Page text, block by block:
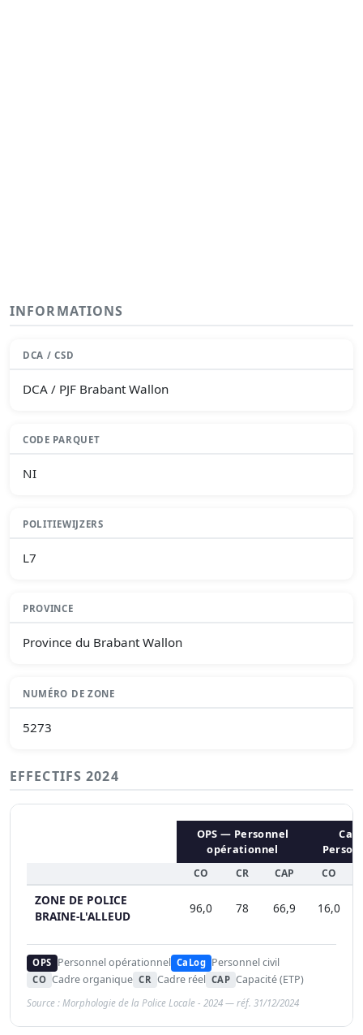
INFORMATIONS
DCA / CSD
DCA / PJF Brabant Wallon
CODE PARQUET
NI
POLITIEWIJZERS
L7
PROVINCE
Province du Brabant Wallon
NUMÉRO DE ZONE
5273
EFFECTIFS 2024
OPS — Personnel
opérationnel
CO CR CAP CO
ZONE DE POLICE
BRAINE-L'ALLEUD
96,0 78 66,9 16,0
OPS Personnel opérationnel CaLog Personnel civil
CO Cadre organique CR Cadre réel CAP Capacité (ETP)
Source : Morphologie de la Police Locale - 2024 — réf. 31/12/2024